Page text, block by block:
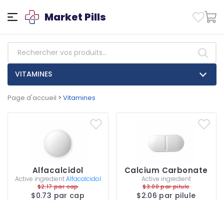
Market Pills
VITAMINES
Page d'accueil > Vitamines
Alfacalcidol
Active ingredientAlfacalcidol
$2.17 par cap
$0.73 par cap
Calcium Carbonate
Active ingredient
$3.00 par pilule
$2.06 par pilule